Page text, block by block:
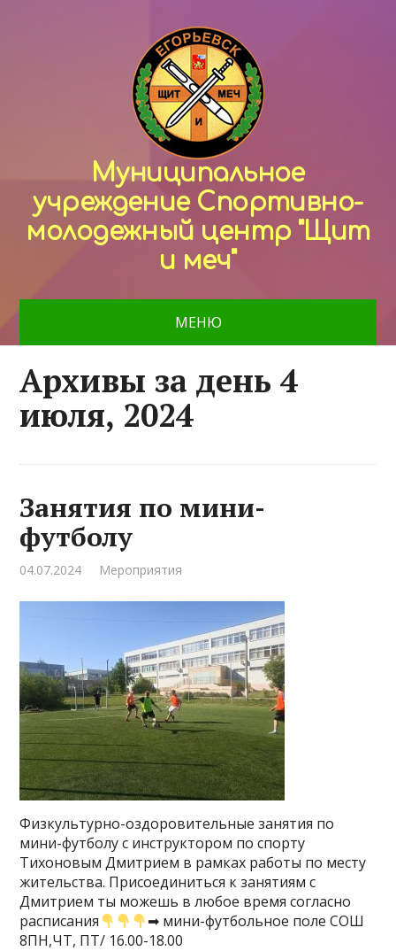
Муниципальное
учреждение Спортивно-
молодежный центр "Щит
и меч"
МЕНЮ
Архивы за день 4
июля, 2024
Занятия по мини-
футболу
04.07.2024 Мероприятия
Физкультурно-оздоровительные занятия по
мини-футболу с инструктором по спорту
Тихоновым Дмитрием в рамках работы по месту
жительства. Присоединиться к занятиям с
Дмитрием ты можешь в любое время согласно
расписания
➡ мини-футбольное поле СОШ
8ПН,ЧТ, ПТ/ 16.00-18.00